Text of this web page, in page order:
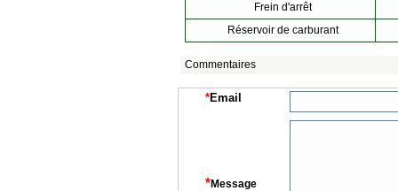
Frein d'arrêt
Réservoir de carburant
Commentaires
*Email
*Message